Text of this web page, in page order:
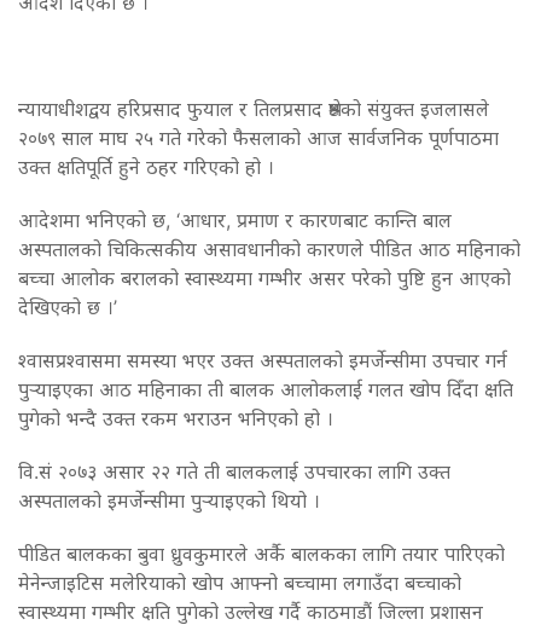
न्यायाधीशद्वय हरिप्रसाद फुयाल र तिलप्रसाद श्रेष्ठको संयुक्त इजलासले
२०७९ साल माघ २५ गते गरेको फैसलाको आज सार्वजनिक पूर्णपाठमा
उक्त क्षतिपूर्ति हुने ठहर गरिएको हो ।
आदेशमा भनिएको छ, ‘आधार, प्रमाण र कारणबाट कान्ति बाल
अस्पतालको चिकित्सकीय असावधानीको कारणले पीडित आठ महिनाको
बच्चा आलोक बरालको स्वास्थ्यमा गम्भीर असर परेको पुष्टि हुन आएको
देखिएको छ ।’
श्वासप्रश्वासमा समस्या भएर उक्त अस्पतालको इमर्जेन्सीमा उपचार गर्न
पुर्‍याइएका आठ महिनाका ती बालक आलोकलाई गलत खोप दिँदा क्षति
पुगेको भन्दै उक्त रकम भराउन भनिएको हो ।
वि.सं २०७३ असार २२ गते ती बालकलाई उपचारका लागि उक्त
अस्पतालको इमर्जेन्सीमा पुर्‍याइएको थियो ।
पीडित बालकका बुवा ध्रुवकुमारले अर्कै बालकका लागि तयार पारिएको
मेनेन्जाइटिस मलेरियाको खोप आफ्नो बच्चामा लगाउँदा बच्चाको
स्वास्थ्यमा गम्भीर क्षति पुगेको उल्लेख गर्दै काठमाडौं जिल्ला प्रशासन